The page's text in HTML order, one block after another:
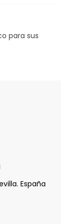
para sus
España